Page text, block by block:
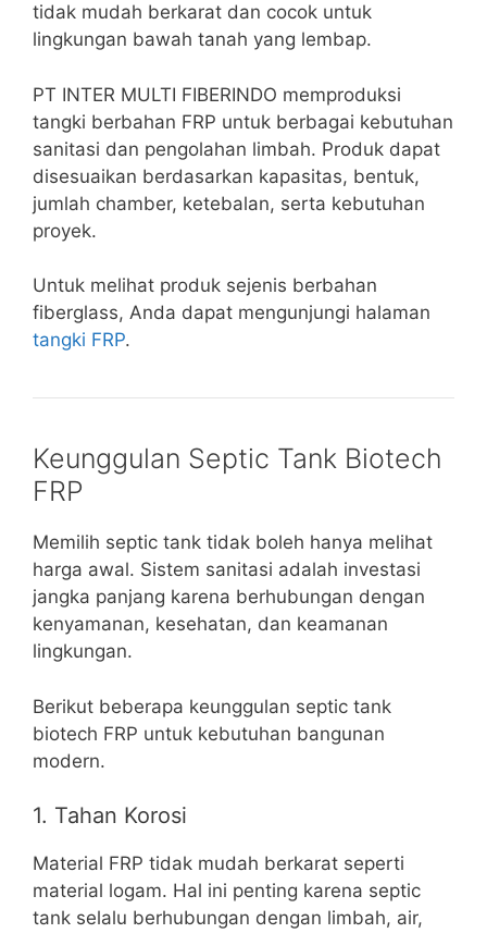
tidak mudah berkarat dan cocok untuk
lingkungan bawah tanah yang lembap.
PT INTER MULTI FIBERINDO memproduksi
tangki berbahan FRP untuk berbagai kebutuhan
sanitasi dan pengolahan limbah. Produk dapat
disesuaikan berdasarkan kapasitas, bentuk,
jumlah chamber, ketebalan, serta kebutuhan
proyek.
Untuk melihat produk sejenis berbahan
fiberglass, Anda dapat mengunjungi halaman
tangki FRP.
Keunggulan Septic Tank Biotech
FRP
Memilih septic tank tidak boleh hanya melihat
harga awal. Sistem sanitasi adalah investasi
jangka panjang karena berhubungan dengan
kenyamanan, kesehatan, dan keamanan
lingkungan.
Berikut beberapa keunggulan septic tank
biotech FRP untuk kebutuhan bangunan
modern.
1. Tahan Korosi
Material FRP tidak mudah berkarat seperti
material logam. Hal ini penting karena septic
tank selalu berhubungan dengan limbah, air,